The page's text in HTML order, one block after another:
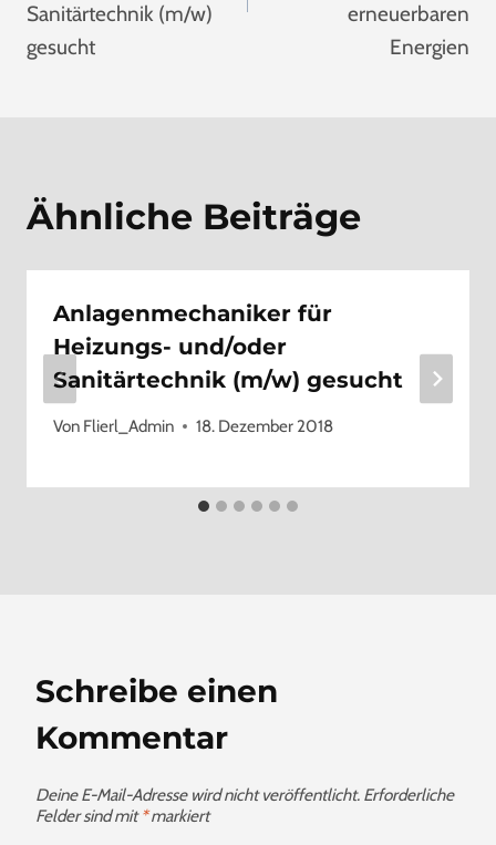
Sanitärtechnik (m/w)
gesucht
erneuerbaren
Energien
Ähnliche Beiträge
Anlagenmechaniker für
Heizungs- und/oder
Sanitärtechnik (m/w) gesucht
Von Flierl_Admin 18. Dezember 2018
Schreibe einen
Kommentar
Deine E-Mail-Adresse wird nicht veröffentlicht. Erforderliche
Felder sind mit*markiert